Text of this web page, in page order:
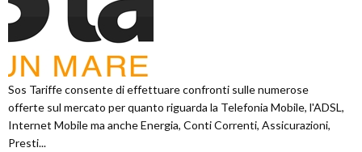
Sos Tariffe consente di effettuare confronti sulle numerose
offerte sul mercato per quanto riguarda la Telefonia Mobile, l'ADSL,
Internet Mobile ma anche Energia, Conti Correnti, Assicurazioni,
Presti...